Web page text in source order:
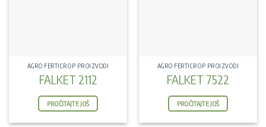
AGRO FERTICROP PROIZVODI
FALKET 2112
PROČITAJTE JOŠ
AGRO FERTICROP PROIZVODI
FALKET 7522
PROČITAJTE JOŠ